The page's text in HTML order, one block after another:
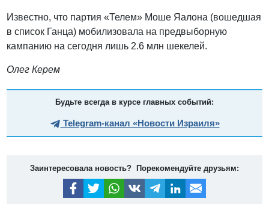
Известно, что партия «Телем» Моше Яалона (вошедшая
в список Ганца) мобилизовала на предвыборную
кампанию на сегодня лишь 2.6 млн шекелей.
Олег Керем
Будьте всегда в курсе главных событий:
Telegram-канал «Новости Израиля»
Заинтересовала новость? Порекомендуйте друзьям: